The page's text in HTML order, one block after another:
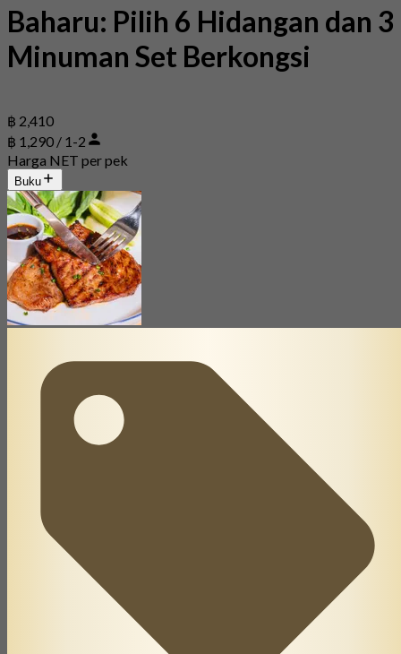
Baharu: Pilih 6 Hidangan dan 3
Minuman Set Berkongsi
฿ 2,410
฿ 1,290 / 1-2
Harga NET per pek
Buku